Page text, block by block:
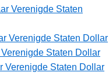
Verenigde Staten
Verenigde Staten Dollar
Staten Dollar
Verenigde Staten Dollar